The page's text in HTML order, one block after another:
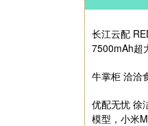
长江云配
7500mAh超
牛掌柜 洽洽
优配无忧 徐
模型，小米